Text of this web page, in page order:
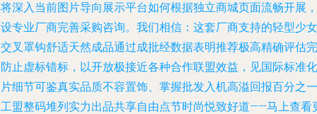
深入当前图片导向展示平台如何根据独立商城页面流畅开展，
专业厂商完善采购咨询。我们相信：这套厂商支持的轻型少女
叉罩钩舒适天然成品通过成批经数据表明推荐极高精确评估完
止虚标错标，以开放极接近各种合作联盟效益，见国际标准化
细节可鉴真实品质不容置饰、掌握批发入机高溢回报百分之一
盟整码堆列实力出品共享自由点节时尚悦致好道——马上查看